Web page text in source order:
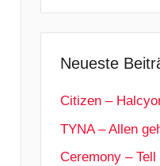
Neueste
Citizen –
TYNA – Allen
Ceremony –